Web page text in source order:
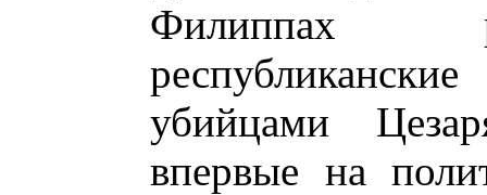
Филиппах
убийцами
впервые на